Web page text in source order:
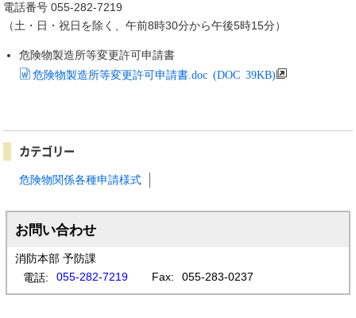
電話番号 055-282-7219
（土・日・祝日を除く、午前8時30分から午後5時15分）
危険物製造所等変更許可申請書
危険物製造所等変更許可申請書.doc (DOC 39KB)
カテゴリー
危険物関係各種申請様式
お問い合わせ
消防本部 予防課
電話:
055-282-7219 Fax: 055-283-0237